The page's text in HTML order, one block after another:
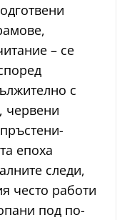
– се
с
червени
епоха
следи,
често работи
под по-